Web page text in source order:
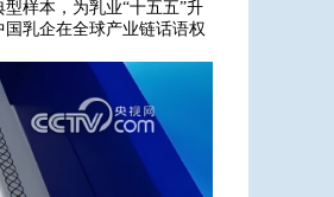
样本，为乳业“十五五”升
乳企在全球产业链话语权